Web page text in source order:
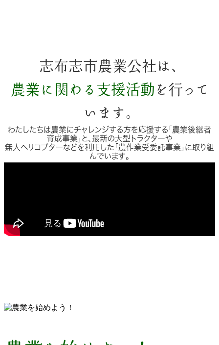
志布志市農業公社は、
農業に関わる支援活動 を行って
います。
わたしたちは農業にチャレンジする方を応援する「農業後継者
育成事業」と、最新の大型トラクターや
無人ヘリコプターなどを利用した「農作業受委託事業」に取り組
んでいます。